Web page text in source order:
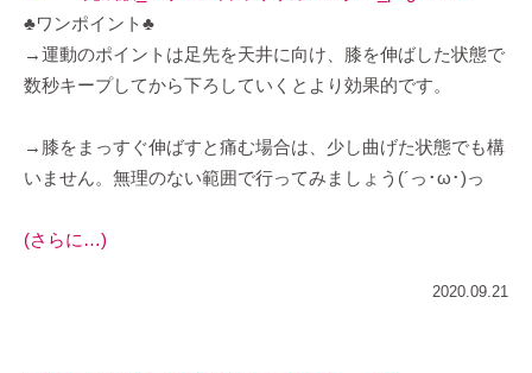
♣ワンポイント♣
→運動のポイントは足先を天井に向け、膝を伸ばした状態で
数秒キープしてから下ろしていくとより効果的です。
→膝をまっすぐ伸ばすと痛む場合は、少し曲げた状態でも構
いません。無理のない範囲で行ってみましょう(´っ･ω･)っ
(さらに…)
2020.09.21